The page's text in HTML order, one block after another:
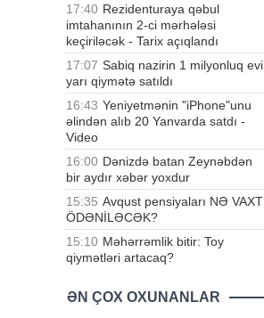
17:40 Rezidenturaya qəbul
imtahanının 2-ci mərhələsi
keçiriləcək - Tarix açıqlandı
17:07 Sabiq nazirin 1 milyonluq evi
yarı qiymətə satıldı
16:43 Yeniyetmənin "iPhone"unu
əlindən alıb 20 Yanvarda satdı -
Video
16:00 Dənizdə batan Zeynəbdən
bir aydır xəbər yoxdur
15:35 Avqust pensiyaları NƏ VAXT
ÖDƏNİLƏCƏK?
15:10 Məhərrəmlik bitir: Toy
qiymətləri artacaq?
ƏN ÇOX OXUNANLAR